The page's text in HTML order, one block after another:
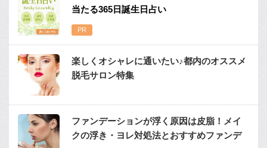
当たる365日誕生日占い
楽しくオシャレに通いたい♪都内のオススメ
脱毛サロン特集
ファンデーションが浮く原因は皮脂！メイ
クの浮き・ヨレ対処法とおすすめファンデ